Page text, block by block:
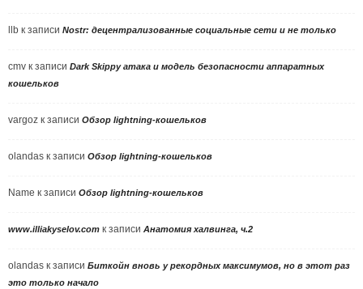
llb к записи Nostr: децентрализованные социальные сети и не только
cmv к записи Dark Skippy атака и модель безопасности аппаратных
кошельков
vargoz к записи Обзор lightning-кошельков
olandas к записи Обзор lightning-кошельков
Name к записи Обзор lightning-кошельков
www.illiakyselov.com к записи Анатомия халвинга, ч.2
olandas к записи Биткойн вновь у рекордных максимумов, но в этот раз
это только начало